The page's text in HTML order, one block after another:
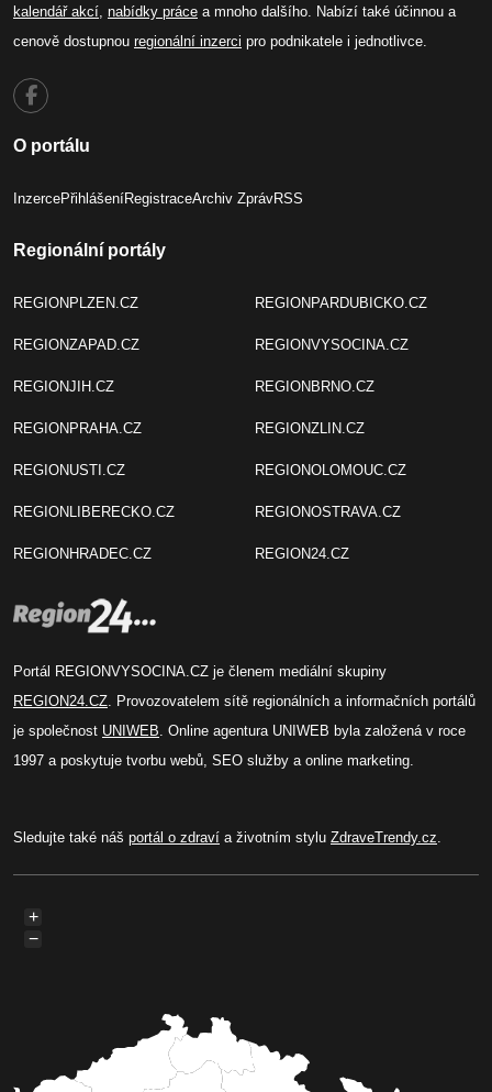
kalendář akcí nabídky práce a mnoho dalšího. Nabízí také účinnou a
cenově dostupnou regionální inzerci pro podnikatele i jednotlivce.
O portálu
InzercePřihlášeníRegistraceArchiv ZprávRSS
Regionální portály
REGIONPLZEN.CZ
REGIONZAPAD.CZ
REGIONJIH.CZ
REGIONPRAHA.CZ
REGIONUSTI.CZ
REGIONLIBERECKO.CZ
REGIONHRADEC.CZ
REGIONPARDUBICKO.CZ
REGIONVYSOCINA.CZ
REGIONBRNO.CZ
REGIONZLIN.CZ
REGIONOLOMOUC.CZ
REGIONOSTRAVA.CZ
REGION24.CZ
Portál REGIONVYSOCINA.CZ je členem mediální skupiny
REGION24.CZ . Provozovatelem sítě regionálních a informačních portálů
je společnost UNIWEB . Online agentura UNIWEB byla založená v roce
1997 a poskytuje tvorbu webů, SEO služby a online marketing.
Sledujte také náš portál o zdraví a životním stylu ZdraveTrendy.cz
+
−